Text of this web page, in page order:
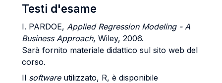
Testi d'esame
I. PARDOE, Applied Regression Modeling - A
Business Approach, Wiley, 2006.
Sarà fornito materiale didattico sul sito web del
corso.
Il softwareutilizzato, R, è disponibile